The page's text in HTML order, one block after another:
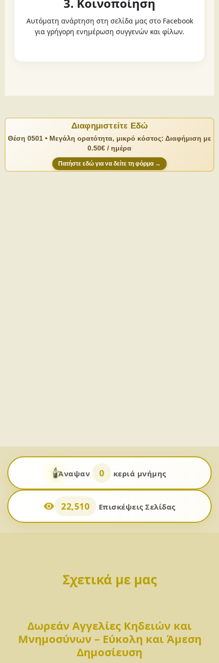
Αυτόματη ανάρτηση στη σελίδα μας στο Facebook
για γρήγορη ενημέρωση συγγενών και φίλων.
Διαφημιστείτε Εδώ
Θέση 0501 • Μεγάλη ορατότητα, μικρό κόστος: Διαφήμιση με
0.50€ / ημέρα
Πατήστε εδώ για να δείτε τη φόρμα →
🕯️Άναψαν 0 κεριά μνήμης
22,510 Επισκέψεις Σελίδας
Σχετικά με μας
Δωρεάν Αγγελίες Κηδειών και
Μνημοσύνων – Εύκολη και Άμεση
Δημοσίευση